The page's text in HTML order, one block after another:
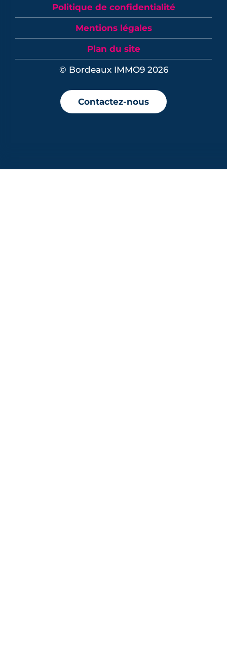
Politique de confidentialité
Mentions légales
Plan du site
© Bordeaux IMMO9 2026
Contactez-nous